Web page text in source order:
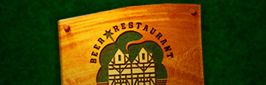
本場ドイツのビールと料理が堪
能できるレストラン「オーデ
開放的なビアホールで世界のビールと
本格的ドイツ料理が楽しめる「ビアレ
ストラン オーデン」